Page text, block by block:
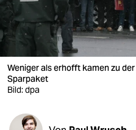
verlag
verlag
veranstaltungen
shop
fragen & hilfe
Weniger als erhofft kamen zu
Sparpaket
Bild: dpa